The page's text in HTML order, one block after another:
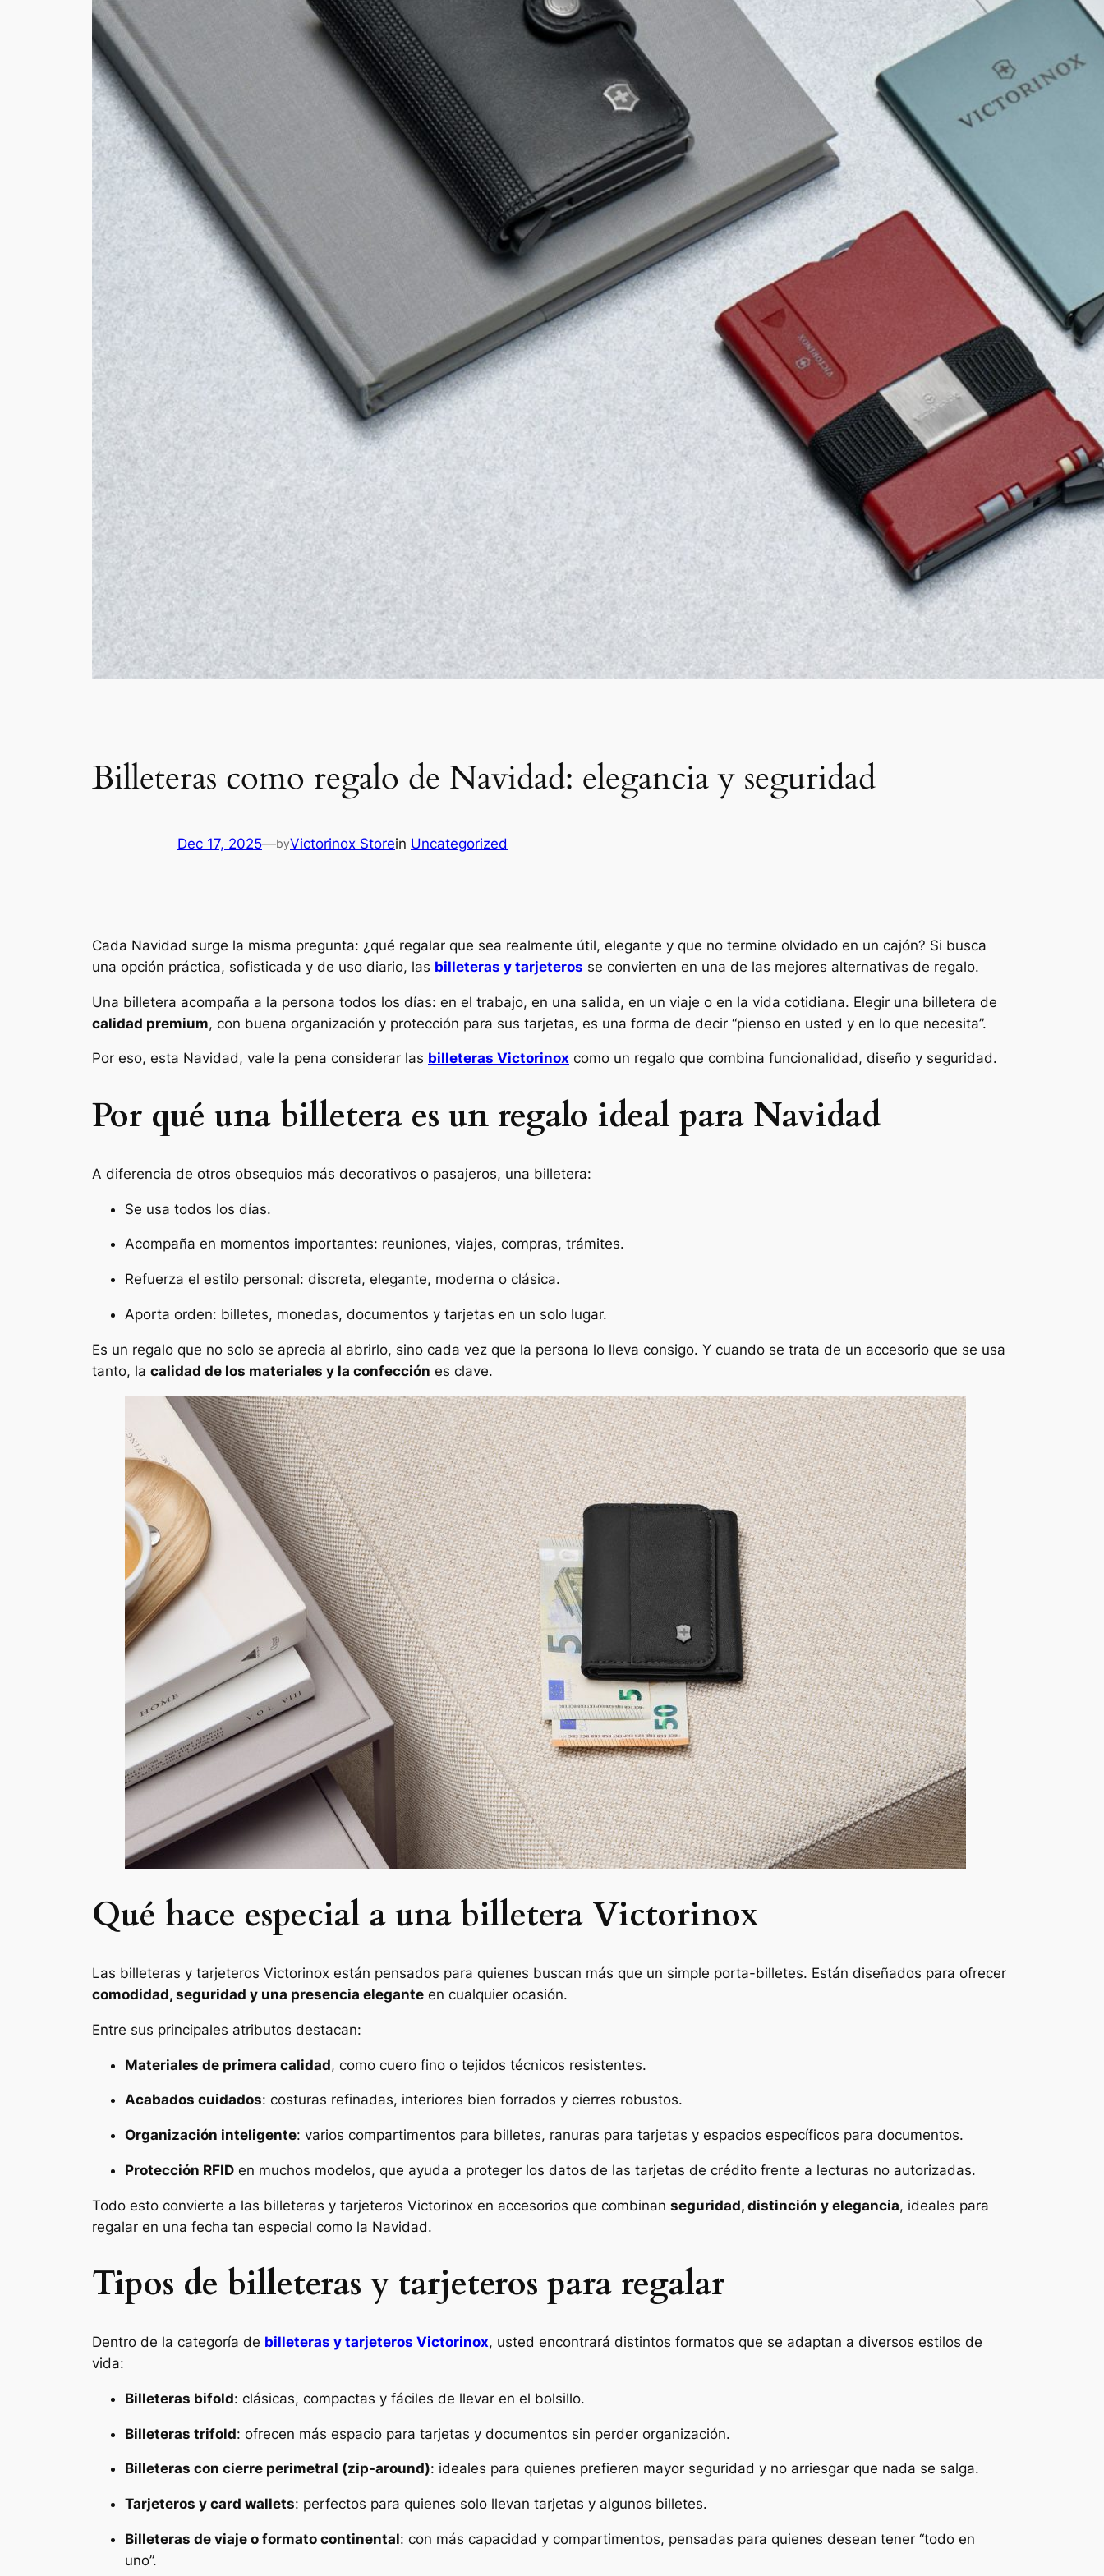
Billeteras como regalo de Navidad: elegancia y seguridad
Dec 17, 2025—byVictorinox Storein Uncategorized
Cada Navidad surge la misma pregunta: ¿qué regalar que sea realmente útil, elegante y que no termine olvidado en un cajón? Si busca
una opción práctica, sofisticada y de uso diario, las billeteras y tarjeteros se convierten en una de las mejores alternativas de regalo.
Una billetera acompaña a la persona todos los días: en el trabajo, en una salida, en un viaje o en la vida cotidiana. Elegir una billetera de
calidad premium, con buena organización y protección para sus tarjetas, es una forma de decir “pienso en usted y en lo que necesita”.
Por eso, esta Navidad, vale la pena considerar las billeteras Victorinox como un regalo que combina funcionalidad, diseño y seguridad.
Por qué una billetera es un regalo ideal para Navidad
A diferencia de otros obsequios más decorativos o pasajeros, una billetera:
Se usa todos los días.
Acompaña en momentos importantes: reuniones, viajes, compras, trámites.
Refuerza el estilo personal: discreta, elegante, moderna o clásica.
Aporta orden: billetes, monedas, documentos y tarjetas en un solo lugar.
Es un regalo que no solo se aprecia al abrirlo, sino cada vez que la persona lo lleva consigo. Y cuando se trata de un accesorio que se usa
tanto, la calidad de los materiales y la confección es clave.
Qué hace especial a una billetera Victorinox
Las billeteras y tarjeteros Victorinox están pensados para quienes buscan más que un simple porta-billetes. Están diseñados para ofrecer
comodidad, seguridad y una presencia elegante en cualquier ocasión.
Entre sus principales atributos destacan:
Materiales de primera calidad, como cuero fino o tejidos técnicos resistentes.
Acabados cuidados: costuras refinadas, interiores bien forrados y cierres robustos.
Organización inteligente: varios compartimentos para billetes, ranuras para tarjetas y espacios específicos para documentos.
Protección RFID en muchos modelos, que ayuda a proteger los datos de las tarjetas de crédito frente a lecturas no autorizadas.
Todo esto convierte a las billeteras y tarjeteros Victorinox en accesorios que combinan seguridad, distinción y elegancia, ideales para
regalar en una fecha tan especial como la Navidad.
Tipos de billeteras y tarjeteros para regalar
Dentro de la categoría de billeteras y tarjeteros Victorinox, usted encontrará distintos formatos que se adaptan a diversos estilos de
vida:
Billeteras bifold: clásicas, compactas y fáciles de llevar en el bolsillo.
Billeteras trifold: ofrecen más espacio para tarjetas y documentos sin perder organización.
Billeteras con cierre perimetral (zip-around): ideales para quienes prefieren mayor seguridad y no arriesgar que nada se salga.
Tarjeteros y card wallets: perfectos para quienes solo llevan tarjetas y algunos billetes.
Billeteras de viaje o formato continental: con más capacidad y compartimentos, pensadas para quienes desean tener “todo en
uno”.